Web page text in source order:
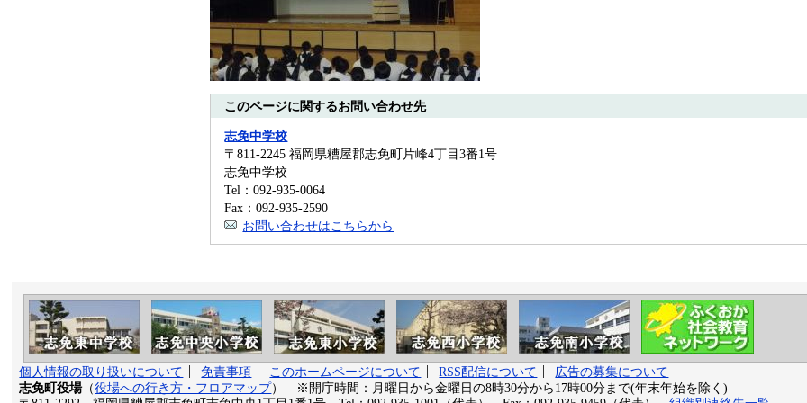
このページに関するお問い合わせ先
志免中学校
〒811-2245 福岡県糟屋郡志免町片峰4丁目3番1号
志免中学校
Tel：092-935-0064
Fax：092-935-2590
お問い合わせはこちらから
個人情報の取り扱いについて 免責事項 このホームページについて RSS配信について
広告の募集について
志免町役場（役場への行き方・フロアマップ） ※開庁時間：月曜日から金曜日の8時30分から17時00分まで(年末年始を除く)